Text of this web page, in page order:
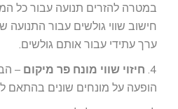
במטרה להזרים תנועה עבור כל
חישוב שווי גולשים עבור התנועה
ערך עתידי עבור אותם גולשים.
4. חיזוי שווי מונח פר מיקום –
הופעה על מונחים שונים בהתאם